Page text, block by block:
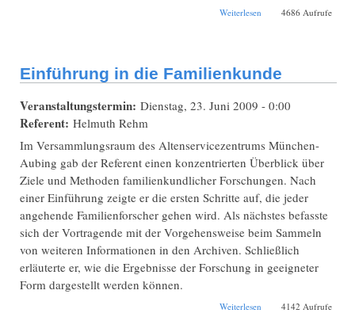
Weiterlesen über Das Archiv des
4686 Aufrufe
Einführung in die Familienkunde
Veranstaltungstermin: Dienstag, 23. Juni 2009 - 0:00
Referent: Helmuth Rehm
Im Versammlungsraum des Altenservicezentrums München-
Aubing gab der Referent einen konzentrierten Überblick über
Ziele und Methoden familienkundlicher Forschungen. Nach
einer Einführung zeigte er die ersten Schritte auf, die jeder
angehende Familienforscher gehen wird. Als nächstes befasste
sich der Vortragende mit der Vorgehensweise beim Sammeln
von weiteren Informationen in den Archiven. Schließlich
erläuterte er, wie die Ergebnisse der Forschung in geeigneter
Form dargestellt werden können.
Weiterlesen über Einführung in die
4142 Aufrufe